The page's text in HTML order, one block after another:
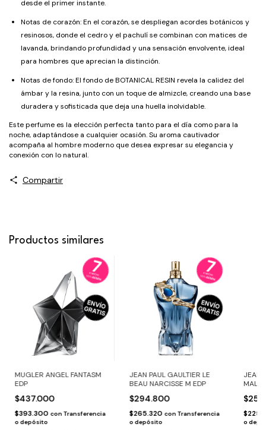
desde el primer instante.
Notas de corazón: En el corazón, se despliegan acordes botánicos y
resinosos, donde el cedro y el pachulí se combinan con matices de
lavanda, brindando profundidad y una sensación envolvente, ideal
para hombres que aprecian la distinción.
Notas de fondo: El fondo de BOTANICAL RESIN revela la calidez del
ámbar y la resina, junto con un toque de almizcle, creando una base
duradera y sofisticada que deja una huella inolvidable.
Este perfume es la elección perfecta tanto para el día como para la
noche, adaptándose a cualquier ocasión. Su aroma cautivador
acompaña al hombre moderno que desea expresar su elegancia y
conexión con lo natural.
Compartir
Productos similares
MUGLER ANGEL FANTASM
EDP
$437.000
$393.300 con Transferencia
o depósito
JEAN PAUL GAULTIER LE
BEAU NARCISSE M EDP
$294.800
$265.320 con Transferencia
o depósito
JEAN
MALE
o